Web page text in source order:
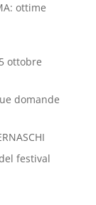
ottime
ottobre
domande
festival